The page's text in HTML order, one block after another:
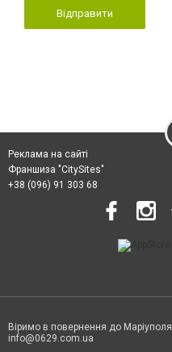
Відправити
Реклама на сайті
Франшиза "CitySites"
+38 (096) 91 303 68
Віримо в повернення до Маріуполя
info@0629.com.ua